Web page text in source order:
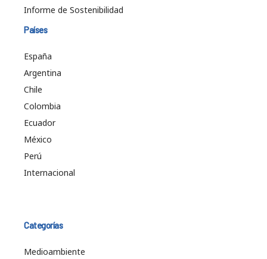
Informe de Sostenibilidad
Países
España
Argentina
Chile
Colombia
Ecuador
México
Perú
Internacional
Categorías
Medioambiente